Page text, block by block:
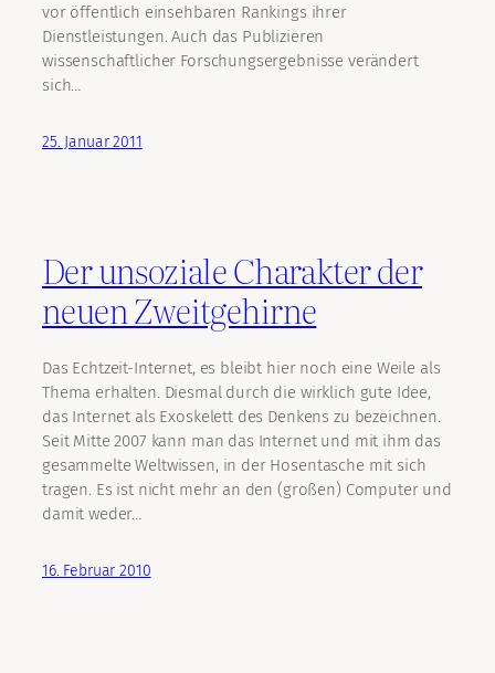
vor öffentlich einsehbaren Rankings ihrer
Dienstleistungen. Auch das Publizieren
wissenschaftlicher Forschungsergebnisse verändert
sich…
25. Januar 2011
Der unsoziale Charakter der
neuen Zweitgehirne
Das Echtzeit-Internet, es bleibt hier noch eine Weile als
Thema erhalten. Diesmal durch die wirklich gute Idee,
das Internet als Exoskelett des Denkens zu bezeichnen.
Seit Mitte 2007 kann man das Internet und mit ihm das
gesammelte Weltwissen, in der Hosentasche mit sich
tragen. Es ist nicht mehr an den (großen) Computer und
damit weder…
16. Februar 2010